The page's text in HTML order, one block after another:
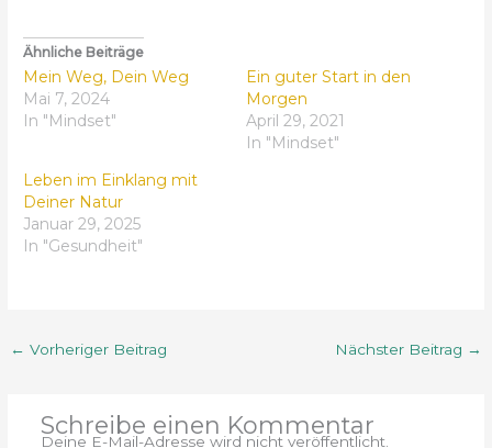
Ähnliche Beiträge
Mein Weg, Dein Weg
Mai 7, 2024
In "Mindset"
Ein guter Start in den
Morgen
April 29, 2021
In "Mindset"
Leben im Einklang mit
Deiner Natur
Januar 29, 2025
In "Gesundheit"
← Vorheriger Beitrag Nächster Beitrag →
Schreibe einen Kommentar
Deine E-Mail-Adresse wird nicht veröffentlicht.